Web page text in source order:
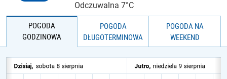
Odczuwalna 7°C
POGODA
GODZINOWA
POGODA
DŁUGOTERMINOWA
POGODA NA
WEEKEND